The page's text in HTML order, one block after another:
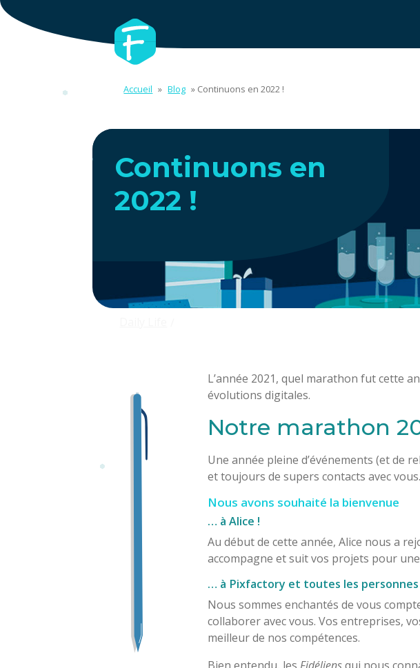
Accueil » Blog » Continuons en 2022 !
Continuons en
2022 !
L’année 2021, quel marathon fut cette
évolutions digitales.
Notre marathon
Une année pleine d’événements (et de
et toujours de supers contacts avec vous.
Nous avons souhaité la bienvenue
… à Alice !
Au début de cette année, Alice nous a
accompagne et suit vos projets pour
… à Pixfactory et toutes les
Nous sommes enchantés de vous
collaborer avec vous. Vos entreprises,
meilleur de nos compétences.